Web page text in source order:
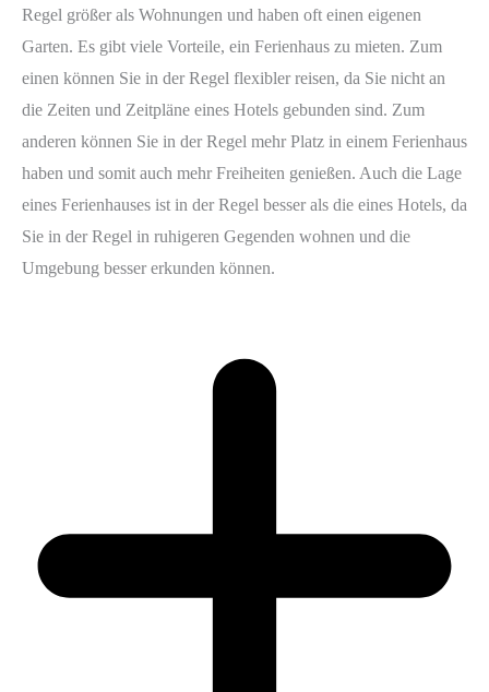
Regel größer als Wohnungen und haben oft einen eigenen
Garten. Es gibt viele Vorteile, ein Ferienhaus zu mieten. Zum
einen können Sie in der Regel flexibler reisen, da Sie nicht an
die Zeiten und Zeitpläne eines Hotels gebunden sind. Zum
anderen können Sie in der Regel mehr Platz in einem Ferienhaus
haben und somit auch mehr Freiheiten genießen. Auch die Lage
eines Ferienhauses ist in der Regel besser als die eines Hotels, da
Sie in der Regel in ruhigeren Gegenden wohnen und die
Umgebung besser erkunden können.